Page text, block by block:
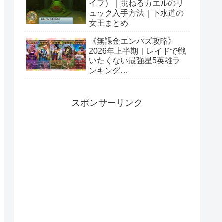
イフ）｜跳ねるカエルのリ
ュック入手方法｜下水道の
女王まとめ
《無課金エンパズ攻略》
2026年上半期｜レイドで戦
いたくない最強星5英雄ラ
ンキング
スポンサーリンク